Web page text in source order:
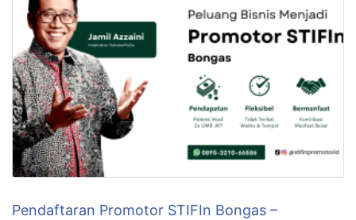
Pendaftaran Promotor STIFIn Bongas –